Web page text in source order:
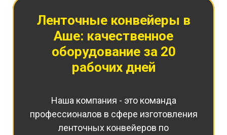
Ленточные конвейеры в
Аше: качественное
оборудование за 20
рабочих дней
Наша компания - это команда
профессионалов в сфере изготовления
ленточных конвейеров по